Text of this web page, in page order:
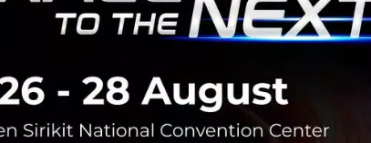
งการเติบโตและอนาคตที่สดใสสำหรับอุตสาหกรรมนี้
อกาสของการปฏิวัติระบบอาหารก็จะเพิ่มขึ้นอย่างมหาศ